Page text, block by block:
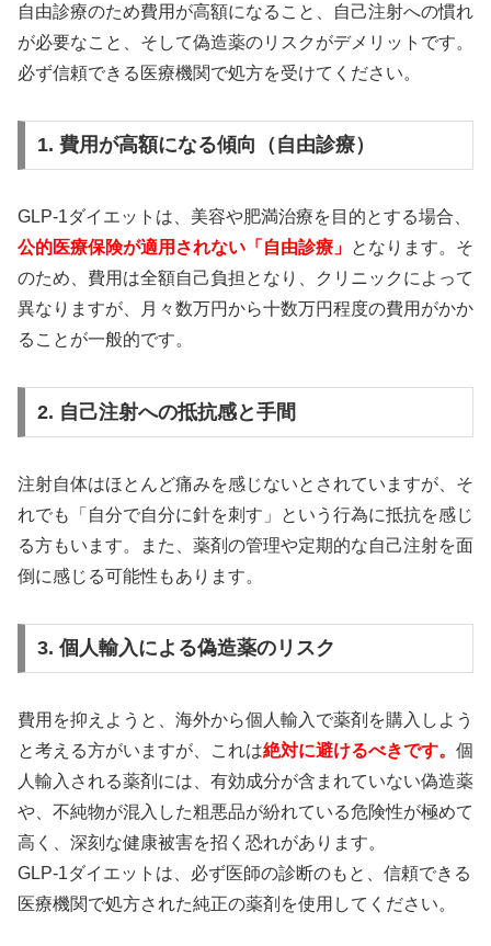
自由診療のため費用が高額になること、自己注射への慣れ
が必要なこと、そして偽造薬のリスクがデメリットです。
必ず信頼できる医療機関で処方を受けてください。
1. 費用が高額になる傾向（自由診療）
GLP-1ダイエットは、美容や肥満治療を目的とする場合、
公的医療保険が適用されない「自由診療」 となります。そ
のため、費用は全額自己負担となり、クリニックによって
異なりますが、月々数万円から十数万円程度の費用がかか
ることが一般的です。
2. 自己注射への抵抗感と手間
注射自体はほとんど痛みを感じないとされていますが、そ
れでも「自分で自分に針を刺す」という行為に抵抗を感じ
る方もいます。また、薬剤の管理や定期的な自己注射を面
倒に感じる可能性もあります。
3. 個人輸入による偽造薬のリスク
費用を抑えようと、海外から個人輸入で薬剤を購入しよう
と考える方がいますが、これは絶対に避けるべきです。 個
人輸入される薬剤には、有効成分が含まれていない偽造薬
や、不純物が混入した粗悪品が紛れている危険性が極めて
高く、深刻な健康被害を招く恐れがあります。
GLP-1ダイエットは、必ず医師の診断のもと、信頼できる
医療機関で処方された純正の薬剤を使用してください。